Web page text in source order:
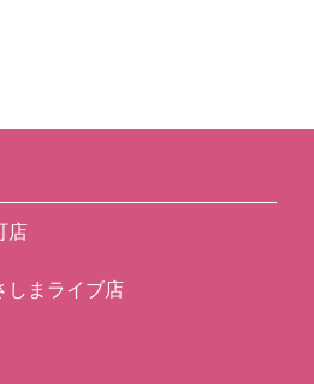
店
しまライブ店